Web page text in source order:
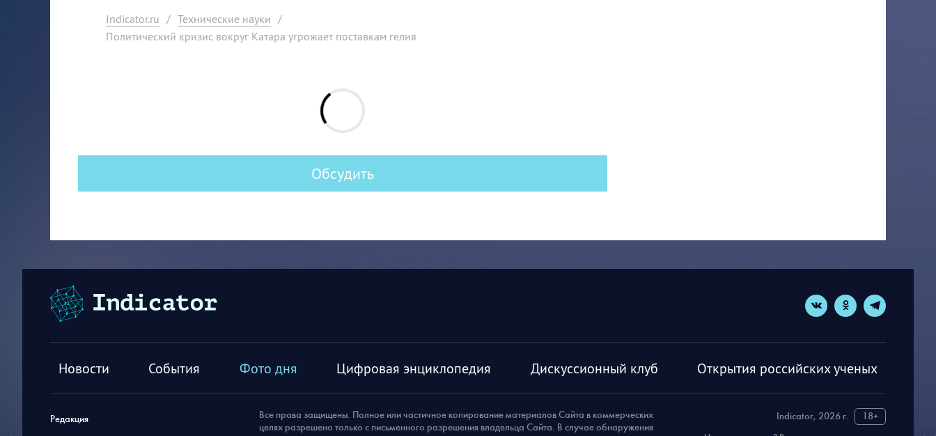
Indicator.ru / Технические науки /
Политический кризис вокруг Катара угрожает поставкам гелия
Обсудить
Новости События Фото дня Цифровая энциклопедия Дискуссионный клуб Открытия российских ученых
Редакция Indicator, 2026 г.
18+
Все права защищены. Полное или частичное копирование материалов Сайта в коммерческих
целях разрешено только с письменного разрешения владельца Сайта. В случае обнаружения